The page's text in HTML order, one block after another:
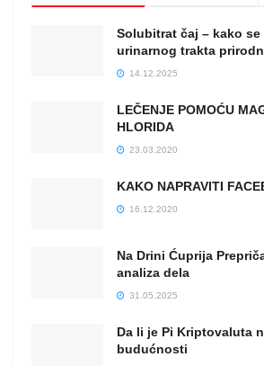
Solubitrat čaj – kako
urinarnog trakta
14.12.2025
LEČENJE POMOĆU
HLORIDA
23.03.2020
KAKO NAPRAVITI
16.12.2020
Na Drini Ćuprija
analiza dela
31.05.2025
Da li je Pi Kriptovaluta
budućnosti